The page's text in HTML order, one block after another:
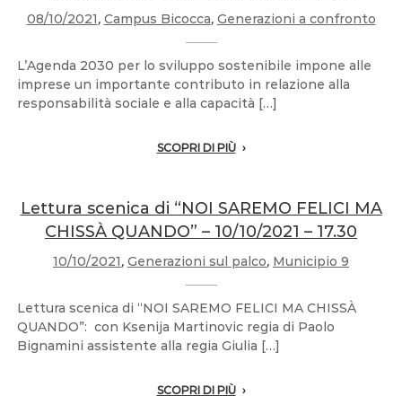
08/10/2021, Campus Bicocca, Generazioni a confronto
L’Agenda 2030 per lo sviluppo sostenibile impone alle
imprese un importante contributo in relazione alla
responsabilità sociale e alla capacità […]
SCOPRI DI PIÙ
Lettura scenica di “NOI SAREMO FELICI MA
CHISSÀ QUANDO” – 10/10/2021 – 17.30
10/10/2021, Generazioni sul palco, Municipio 9
Lettura scenica di “NOI SAREMO FELICI MA CHISSÀ
QUANDO”: con Ksenija Martinovic regia di Paolo
Bignamini assistente alla regia Giulia […]
SCOPRI DI PIÙ